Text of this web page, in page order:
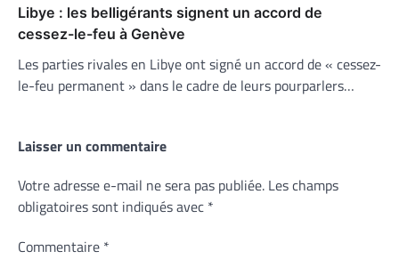
Libye : les belligérants signent un accord de
cessez-le-feu à Genève
Les parties rivales en Libye ont signé un accord de « cessez-
le-feu permanent » dans le cadre de leurs pourparlers…
Laisser un commentaire
Votre adresse e-mail ne sera pas publiée. Les champs
obligatoires sont indiqués avec *
Commentaire *